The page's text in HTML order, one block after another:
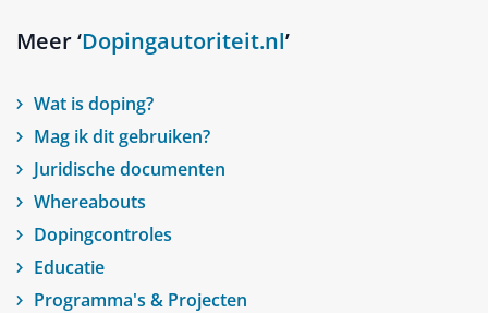
Meer ‘Dopingautoriteit.nl’
Wat is doping?
Mag ik dit gebruiken?
Juridische documenten
Whereabouts
Dopingcontroles
Educatie
Programma's & Projecten